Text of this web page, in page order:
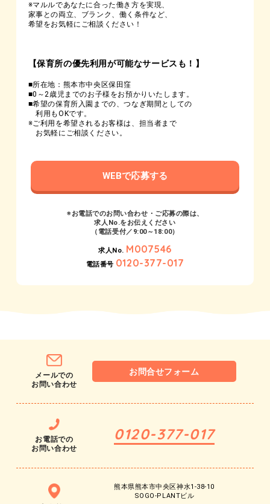
※マルルであなたに合った働き方を実現、
家事との両立、ブランク、働く条件など、
希望をお気軽にご相談ください！
【保育所の優先利用が可能なサービスも！】
■所在地：熊本市中央区保田窪
■0～2歳児までのお子様をお預かりいたします。
■希望の保育所入園までの、つなぎ期間としての
利用もOKです。
※ご利用を希望されるお客様は、担当者まで
お気軽にご相談ください。
WEBで応募する
※お電話でのお問い合わせ・ご応募の際は、
求人No.をお伝えください
（電話受付／9:00～18:00）
求人No. M007546
電話番号 0120-377-017
メールでの
お問い合わせ
お問合せフォーム
お電話での
お問い合わせ
0120-377-017
熊本県熊本市中央区神水1-38-10
SOGO-PLANTビル